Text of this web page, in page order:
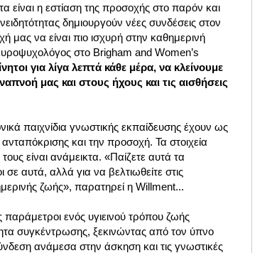
είναι η εστίαση της προσοχής στο παρόν και
δημιουργούν νέες συνδέσεις στον
να είναι πιο ισχυρή στην καθημερινή
στο Brigham and Women’s
για λίγα λεπτά κάθε μέρα, να κλείνουμε
μας και στους ήχους και τις αισθήσεις
παιχνίδια γνωστικής εκπαίδευσης έχουν ως
και την προσοχή. Τα στοιχεία
είναι ανάμεικτα. «Παίζετε αυτά τα
σε αυτά, αλλά για να βελτιωθείτε στις
ζωής», παρατηρεί η Willment...
παράμετροι ενός υγιεινού τρόπου ζωής
συγκέντρωσης, ξεκινώντας από τον ύπνο
ανάμεσα στην άσκηση και τις γνωστικές